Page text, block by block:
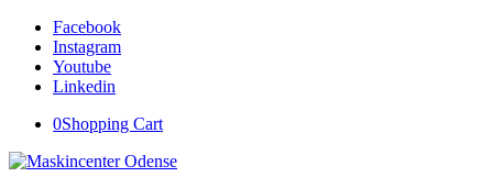
Facebook
Instagram
Youtube
Linkedin
0Shopping Cart